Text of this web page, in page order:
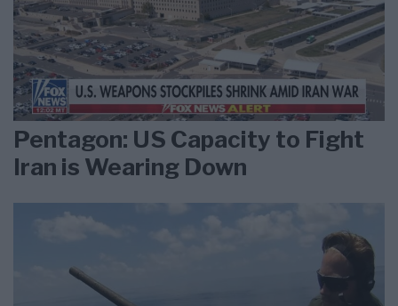
Pentagon: US Capacity to Fight
Iran is Wearing Down